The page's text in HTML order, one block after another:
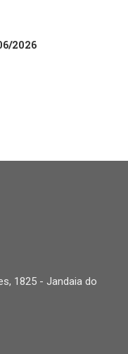
2026
1825 - Jandaia do